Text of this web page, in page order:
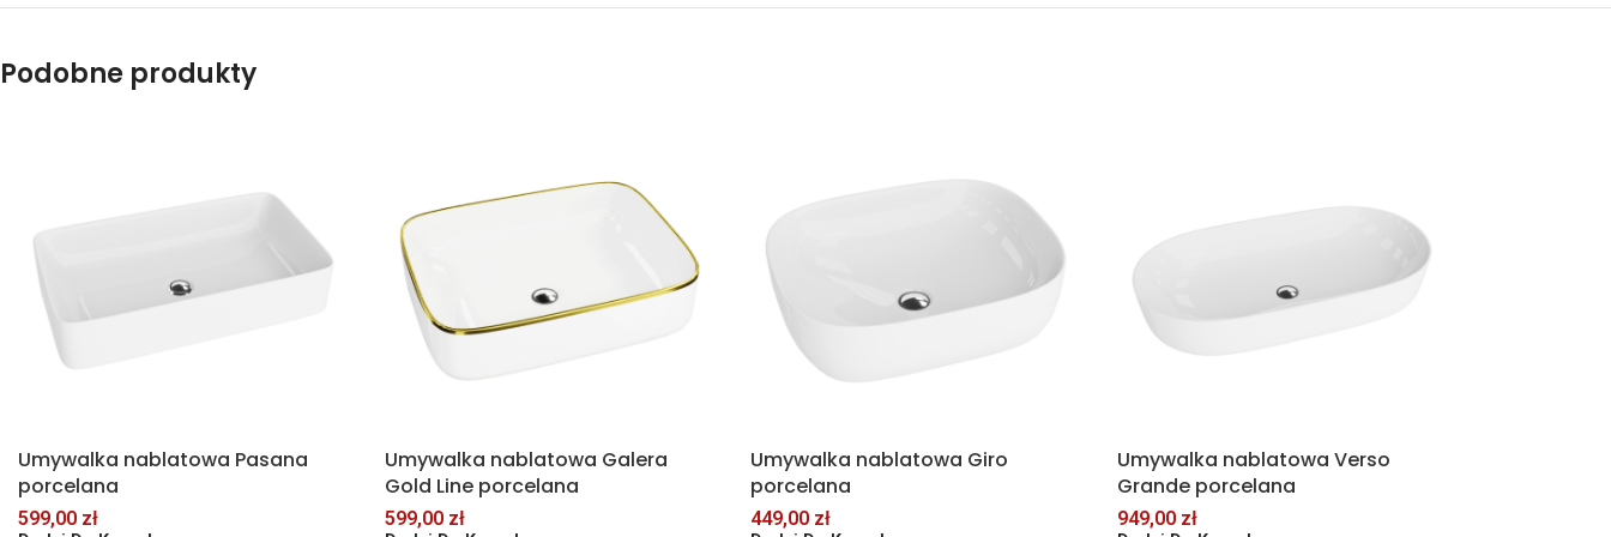
Podobne produkty
Umywalka nablatowa Pasana
porcelana
599,00 zł
Umywalka nablatowa Galera
Gold Line porcelana
599,00 zł
Umywalka nablatowa Giro
porcelana
449,00 zł
Umywalka nablatowa Verso
Grande porcelana
949,00 zł